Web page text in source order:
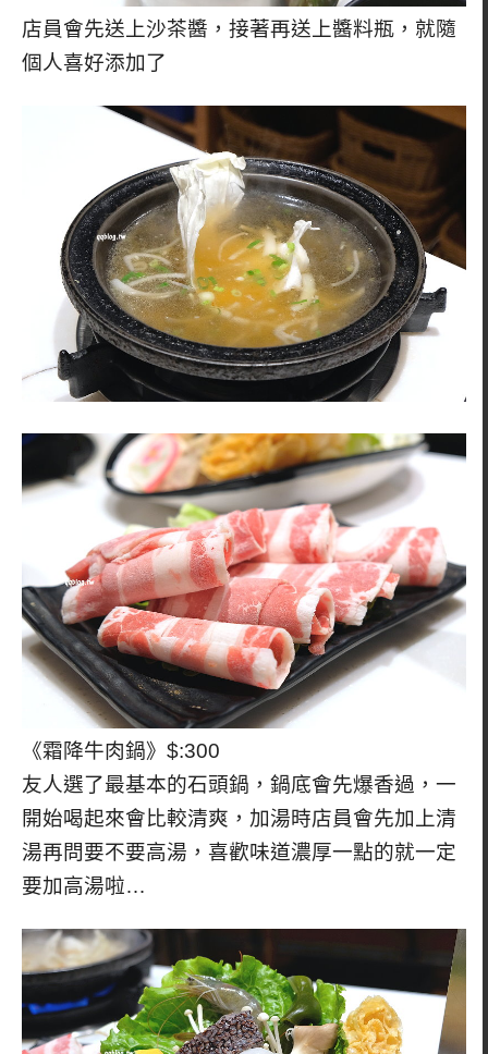
店員會先送上沙茶醬，接著再送上醬料瓶，就隨
個人喜好添加了
《霜降牛肉鍋》$:300
友人選了最基本的石頭鍋，鍋底會先爆香過，一
開始喝起來會比較清爽，加湯時店員會先加上清
湯再問要不要高湯，喜歡味道濃厚一點的就一定
要加高湯啦…